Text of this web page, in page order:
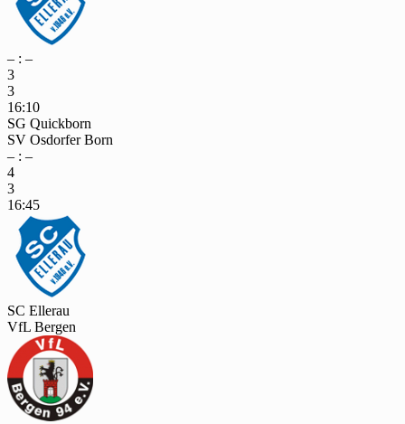
– : –
3
3
16:10
SG Quickborn
SV Osdorfer Born
– : –
4
3
16:45
SC Ellerau
VfL Bergen